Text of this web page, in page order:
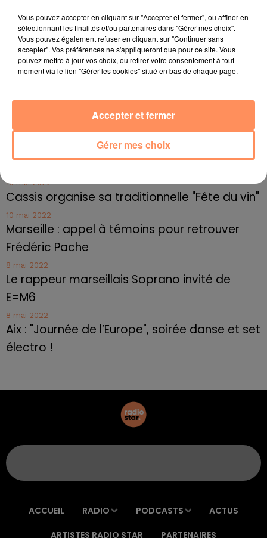
4 juillet 2022
Radio Star Live avec Dadju
27 juin 2022
Marseille : une application pour mettre en
27 juin 2022
Le cocholed pour jouer à la pétanque
jusqu'au bout de la nuit !
Toulon : des quais électrifiés pour 2023 !
10 mai 2022
Cassis organise sa traditionnelle "Fête du vin"
10 mai 2022
Marseille : appel à témoins pour retrouver
Frédéric Pache
8 mai 2022
Le rappeur marseillais Soprano invité de
E=M6
8 mai 2022
Aix : "Journée de l’Europe", soirée danse et set
électro !
ACCUEIL RADIO PODCASTS ACTUS
ARTISTES RADIO STAR PARTENAIRES
Vous pouvez accepter en cliquant sur "Accepter et fermer", ou affiner en
sélectionnant les finalités et/ou partenaires dans "Gérer mes choix".
Vous pouvez également refuser en cliquant sur "Continuer sans
accepter". Vos préférences ne s'appliqueront que pour ce site. Vous
pouvez mettre à jour vos choix, ou retirer votre consentement à tout
moment via le lien "Gérer les cookies" situé en bas de chaque page.
Gérer mes choix
Accepter et fermer